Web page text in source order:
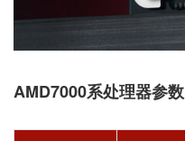
AMD7000系处理器参数